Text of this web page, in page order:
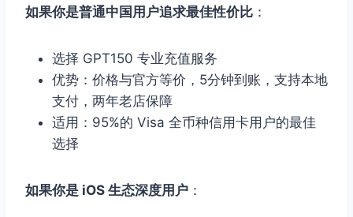
如果你是普通中国用户追求最佳性价比 ：
选择 GPT150 专业充值服务
优势：价格与官方等价，5分钟到账，支持本地
支付，两年老店保障
适用：95%的 Visa 全币种信用卡用户的最佳
选择
如果你是 iOS 生态深度用户 ：